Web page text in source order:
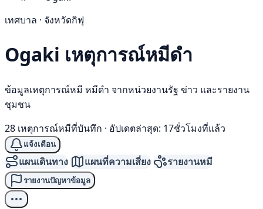
เทศบาล · จังหวัดกิฟุ
Ogaki เหตุการณ์หมีดำ
ข้อมูลเหตุการณ์หมี หมีดำ จากหน่วยงานรัฐ ข่าว และรายงาน
ชุมชน
28 เหตุการณ์หมีที่บันทึก · อัปเดตล่าสุด: 17ชั่วโมงที่แล้ว
แจ้งเตือน
แผนเดินทาง แผนที่ความเสี่ยง รายงานหมี
รายงานปัญหาข้อมูล